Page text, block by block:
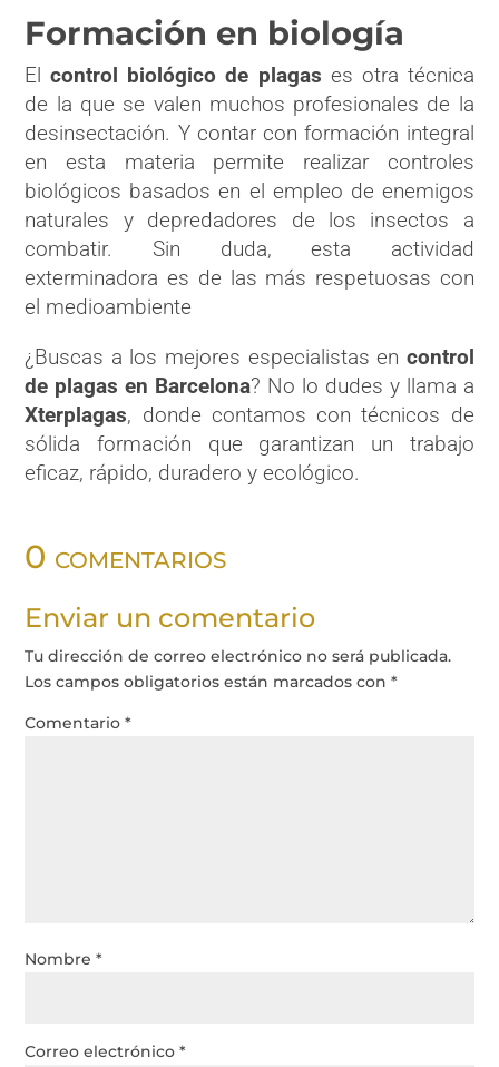
Formación en biología
Elcontrol biológico de plagas es otra técnica
de la que se valen muchos profesionales de la
desinsectación. Y contar con formación integral
en esta materia permite realizar controles
biológicos basados en el empleo de enemigos
naturales y depredadores de los insectos a
combatir. Sin duda, esta actividad
exterminadora es de las más respetuosas con
el medioambiente
¿Buscas a los mejores especialistas en control
de plagas en Barcelona? No lo dudes y llama a
Xterplagas, donde contamos con técnicos de
sólida formación que garantizan un trabajo
eficaz, rápido, duradero y ecológico.
0 comentarios
Enviar un comentario
Tu dirección de correo electrónico no será publicada.
Los campos obligatorios están marcados con*
Comentario*
Nombre*
Correo electrónico*